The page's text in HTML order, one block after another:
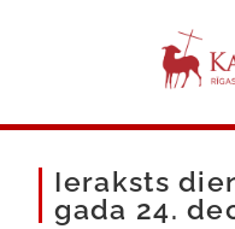
Ieraksts
gada 24.